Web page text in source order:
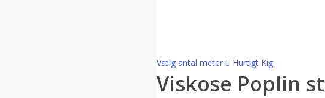
Vælg antal meter Hurtigt Kig
Viskose Poplin